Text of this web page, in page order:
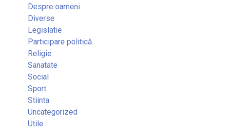
Despre oameni
Diverse
Legislatie
Participare politică
Religie
Sanatate
Social
Sport
Stiinta
Uncategorized
Utile